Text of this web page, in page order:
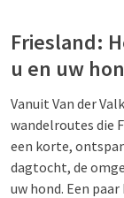
Friesland:
u en uw
Vanuit Van der
wandelroutes die
een korte,
dagtocht, de
uw hond. Een